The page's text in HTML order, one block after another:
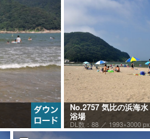
No.2757 気比の浜海水
浴場
DL数：88 ／ 1993×3000 px